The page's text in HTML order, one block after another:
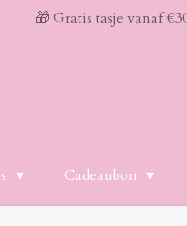
🎁 Gratis tasje vanaf
Cadeaubon